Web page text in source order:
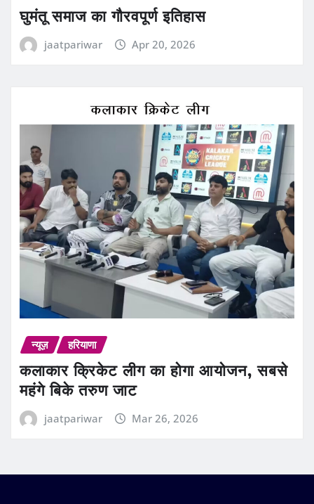
घुमंतू समाज का गौरवपूर्ण इतिहास
jaatpariwar Apr 20, 2026
न्यूज़ हरियाणा
कलाकार क्रिकेट लीग का होगा आयोजन, सबसे
महंगे बिके तरुण जाट
jaatpariwar Mar 26, 2026